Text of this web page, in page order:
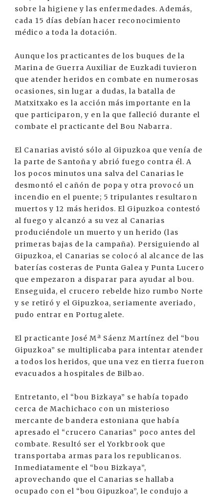
sobre la higiene y las enfermedades. Además,
cada 15 días debían hacer reconocimiento
médico a toda la dotación.
Aunque los practicantes de los buques de la
Marina de Guerra Auxiliar de Euzkadi tuvieron
que atender heridos en combate en numerosas
ocasiones, sin lugar a dudas, la batalla de
Matxitxako es la acción más importante en la
que participaron, y en la que falleció durante el
combate el practicante del Bou Nabarra.
El Canarias avistó sólo al Gipuzkoa que venía de
la parte de Santoña y abrió fuego contra él. A
los pocos minutos una salva del Canarias le
desmontó el cañón de popa y otra provocó un
incendio en el puente; 5 tripulantes resultaron
muertos y 12 más heridos. El Gipuzkoa contestó
al fuego y alcanzó a su vez al Canarias
produciéndole un muerto y un herido (las
primeras bajas de la campaña). Persiguiendo al
Gipuzkoa, el Canarias se colocó al alcance de las
baterías costeras de Punta Galea y Punta Lucero
que empezaron a disparar para ayudar al bou.
Enseguida, el crucero rebelde hizo rumbo Norte
y se retiró y el Gipuzkoa, seriamente averiado,
pudo entrar en Portugalete.
El practicante José Mª Sáenz Martínez del “bou
Gipuzkoa” se multiplicaba para intentar atender
a todos los heridos, que una vez en tierra fueron
evacuados a hospitales de Bilbao.
Entretanto, el “bou Bizkaya” se había topado
cerca de Machichaco con un misterioso
mercante de bandera estoniana que había
apresado el “crucero Canarias” poco antes del
combate. Resultó ser el Yorkbrook que
transportaba armas para los republicanos.
Inmediatamente el “bou Bizkaya”,
aprovechando que el Canarias se hallaba
ocupado con el “bou Gipuzkoa”, le condujo a